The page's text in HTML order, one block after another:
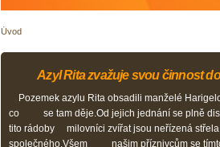
Úvod
Azyl Rita zvažuje svou činnost
Pozemek azylu Rita obsadili manželé
co se tam děje.Od jejich jednání se plně
tito rádoby milovníci zvířat jsou neřízená
společného.Všem našim příznivcům se